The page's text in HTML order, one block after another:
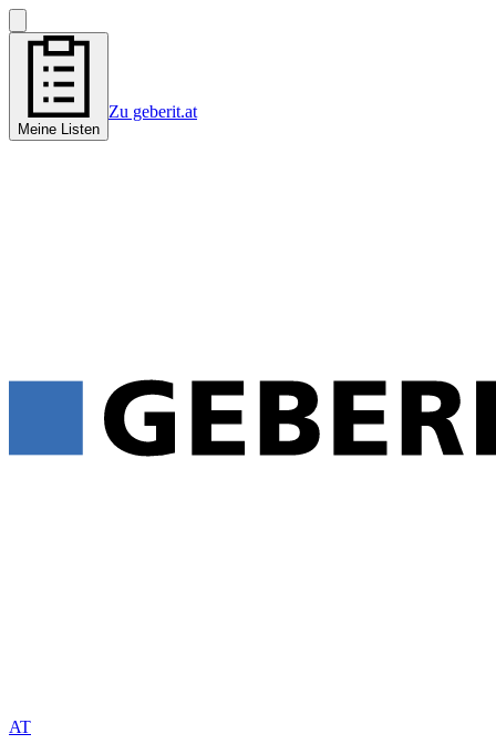
Meine Listen
Zu geberit.at
AT